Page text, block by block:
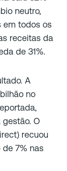
neutro,
em todos os
receitas da
de 31%.
A
no
O
recuou
de 7% nas